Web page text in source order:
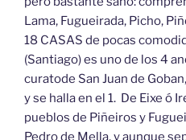
Lama, Fugueirada, Picho,
18 CASAS de pocas
(Santiago) es uno de los 4
curatode San Juan de
y se halla en el 1. De Eixe ó
pueblos de Piñeiros y
Pedro de Mella, y aunque